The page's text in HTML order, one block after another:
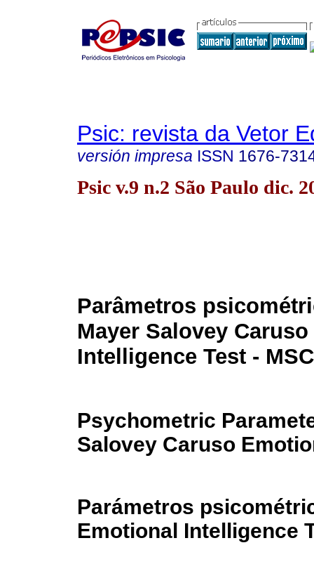
Psic: revista da Vetor
versión impresa ISSN 1676-
Psic v.9 n.2 São Paulo dic.
Parâmetros
Mayer Salovey
Intelligence Test -
Psychometric
Salovey Caruso
Parámetros
Emotional Intelligence